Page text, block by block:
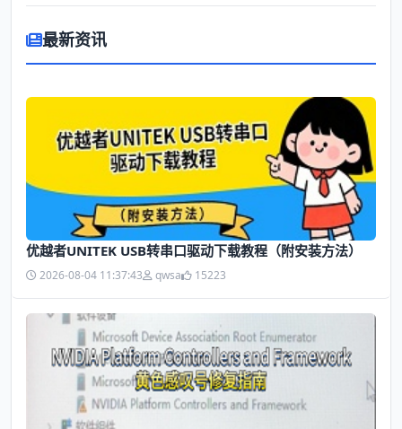
最新资讯
优越者UNITEK USB转串口驱动下载教程（附安装方法）
2026-08-04 11:37:43 qwsa 15223